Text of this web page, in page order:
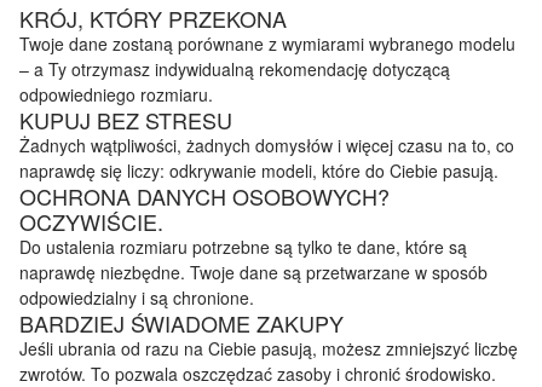
KRÓJ, KTÓRY PRZEKONA
Twoje dane zostaną porównane z wymiarami wybranego modelu
– a Ty otrzymasz indywidualną rekomendację dotyczącą
odpowiedniego rozmiaru.
KUPUJ BEZ STRESU
Żadnych wątpliwości, żadnych domysłów i więcej czasu na to, co
naprawdę się liczy: odkrywanie modeli, które do Ciebie pasują.
OCHRONA DANYCH OSOBOWYCH?
OCZYWIŚCIE.
Do ustalenia rozmiaru potrzebne są tylko te dane, które są
naprawdę niezbędne. Twoje dane są przetwarzane w sposób
odpowiedzialny i są chronione.
BARDZIEJ ŚWIADOME ZAKUPY
Jeśli ubrania od razu na Ciebie pasują, możesz zmniejszyć liczbę
zwrotów. To pozwala oszczędzać zasoby i chronić środowisko.